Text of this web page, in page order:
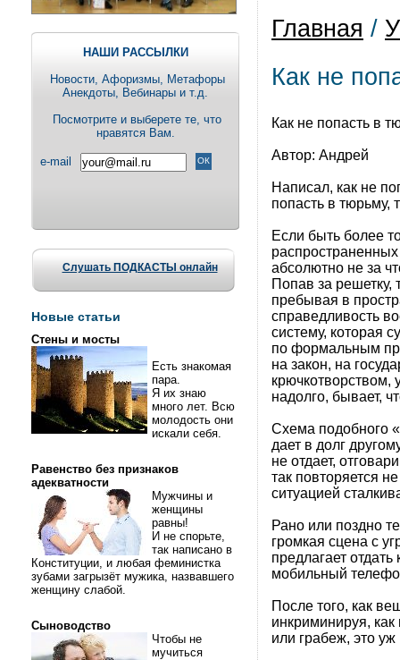
НАШИ РАССЫЛКИ
Новости, Aфоризмы, Метафоры
Анекдоты, Вебинары и т.д.
Посмотрите и выберете те, что
нравятся Вам.
e-mail
Слушать ПОДКАСТЫ онлайн
Новые статьи
Стены и мосты
Есть знакомая
пара.
Я их знаю
много лет. Всю
молодость они
искали себя.
Равенство без признаков
адекватности
Мужчины и
женщины
равны!
И не спорьте,
так написано в
Конституции, и любая феминистка
зубами загрызёт мужика, назвавшего
женщину слабой.
Сыноводство
Чтобы не
мучиться
Главная /
Как не
Как не попасть в
Автор: Андрей
Написал, как не
попасть в тюрьму,
Если быть более
распространенных
абсолютно не за
Попав за решетку,
пребывая в
справедливость
систему, которая
по формальным
на закон, на
крючкотворством,
надолго, бывает,
Схема подобного
дает в долг
не отдает,
так повторяется
ситуацией
Рано или поздно
громкая сцена с
предлагает
мобильный
После того, как
инкриминируя,
или грабеж, это уж